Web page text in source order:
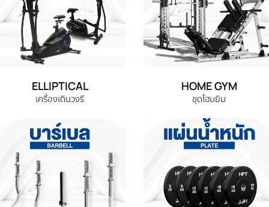
ELLIPTICAL
เครื่องเดินวงรี
HOME GYM
ชุดโฮมยิม